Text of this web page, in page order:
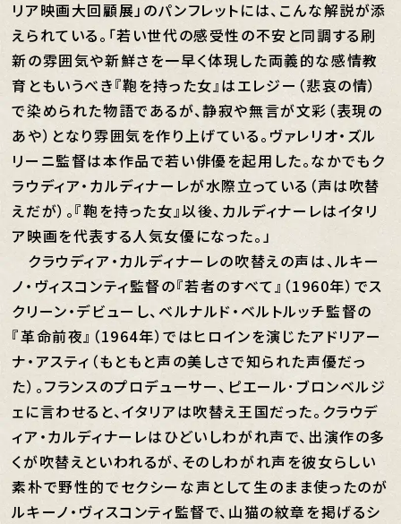
リア映画大回顧展」のパンフレットには、こんな解説が添
えられている。「若い世代の感受性の不安と同調する刷
新の雰囲気や新鮮さを一早く体現した両義的な感情教
育ともいうべき『鞄を持った女』はエレジー（悲哀の情）
で染められた物語であるが、静寂や無言が文彩（表現の
あや）となり雰囲気を作り上げている。ヴァレリオ・ズル
リーニ監督は本作品で若い俳優を起用した。なかでもク
ラウディア・カルディナーレが水際立っている（声は吹替
えだが）。『鞄を持った女』以後、カルディナーレはイタリ
ア映画を代表する人気女優になった。」
クラウディア・カルディナーレの吹替えの声は、ルキー
ノ・ヴィスコンティ監督の『若者のすべて』（1960年）でス
クリーン・デビューし、ベルナルド・ベルトルッチ監督の
『革命前夜』（1964年）ではヒロインを演じたアドリアー
ナ・アスティ（もともと声の美しさで知られた声優だっ
た）。フランスのプロデューサー、ピエール･ブロンベルジ
ェに言わせると、イタリアは吹替え王国だった。クラウデ
ィア・カルディナーレはひどいしわがれ声で、出演作の多
くが吹替えといわれるが、そのしわがれ声を彼女らしい
素朴で野性的でセクシーな声として生のまま使ったのが
ルキーノ・ヴィスコンティ監督で、山猫の紋章を掲げるシ